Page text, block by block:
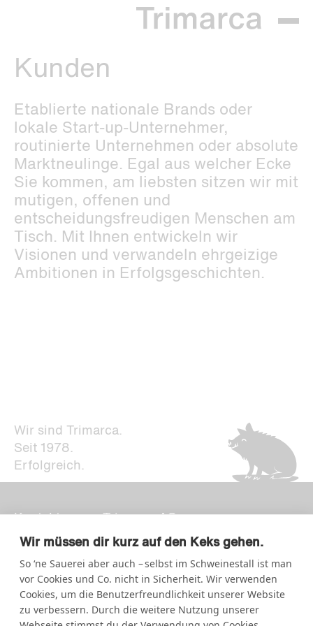
Kunden
Etablierte nationale Brands oder
lokale Start-up-Unternehmer,
routinierte Unternehmen oder absolute
Marktneulinge. Egal aus welcher Ecke
Sie kommen, am liebsten sitzen wir mit
mutigen, offenen und
entscheidungsfreudigen Menschen am
Tisch. Mit Ihnen entwickeln wir
Visionen und verwandeln ehrgeizige
Ambitionen in Erfolgsgeschichten.
Wir sind Trimarca.
Seit 1978.
Erfolgreich.
Kontakt
Newsletter
Datenschutz
Trimarca AG
Strategie + Design
Storchengasse 15
7000 Chur
Kornhausstrasse 5
Wir müssen dir kurz auf den Keks gehen.
So ‘ne Sauerei aber auch – selbst im Schweinestall ist man
vor Cookies und Co. nicht in Sicherheit. Wir verwenden
Cookies, um die Benutzerfreundlichkeit unserer Website
zu verbessern. Durch die weitere Nutzung unserer